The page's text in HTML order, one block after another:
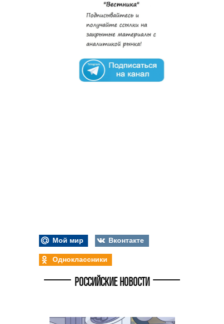
Мой мир
Вконтакте
Одноклассники
РОССИЙСКИЕ НОВОСТИ